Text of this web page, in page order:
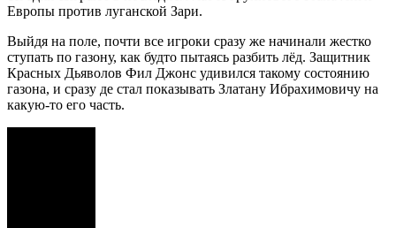
Европы против луганской Зари.
Выйдя на поле, почти все игроки сразу же начинали жестко
ступать по газону, как будто пытаясь разбить лёд. Защитник
Красных Дьяволов Фил Джонс удивился такому состоянию
газона, и сразу де стал показывать Златану Ибрахимовичу на
какую-то его часть.